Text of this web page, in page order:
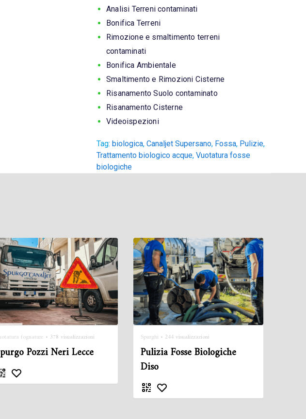
Analisi Terreni contaminati
Bonifica Terreni
Rimozione e smaltimento terreni
contaminati
Bonifica Ambientale
Smaltimento e Rimozioni Cisterne
Risanamento Suolo contaminato
Risanamento Cisterne
Videoispezioni
Tag: biologica, Canaljet Supersano, Fossa, Pulizie,
Trattamento biologico acque, Vuotatura fosse
biologiche
fognature • 378 visualizzazioni
Pozzi Neri Lecce
Spurghi • 244 visualizzazioni
Pulizia Fosse Biologiche
Diso